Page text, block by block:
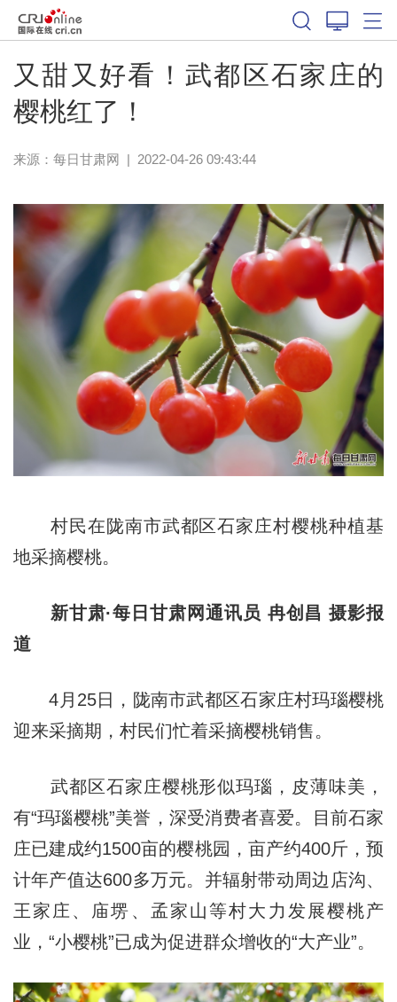
又甜又好看！武都区石家庄的
樱桃红了！
来源： 每日甘肃网 | 2022-04-26 09:43:44
村民在陇南市武都区石家庄村樱桃种植基
地采摘樱桃。
新甘肃·每日甘肃网通讯员 冉创昌 摄影报
道
4月25日，陇南市武都区石家庄村玛瑙樱桃
迎来采摘期，村民们忙着采摘樱桃销售。
武都区石家庄樱桃形似玛瑙，皮薄味美，
有“玛瑙樱桃”美誉，深受消费者喜爱。目前石家
庄已建成约1500亩的樱桃园，亩产约400斤，预
计年产值达600多万元。并辐射带动周边店沟、
王家庄、庙塄、孟家山等村大力发展樱桃产
业，“小樱桃”已成为促进群众增收的“大产业”。